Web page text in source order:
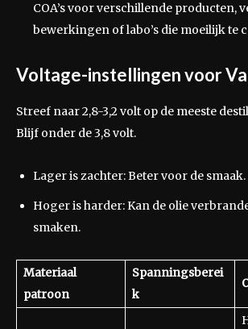
COA’s voor verschillende producten,
bewerkingen of labo’s die moeilijk te
Voltage-instellingen voor
Streef naar 2,8-3,2 volt op de meeste
Blijf onder de 3,8 volt.
Lager is zachter: Beter voor de smaak.
Hoger is harder: Kan de olie
smaken.
Materiaal
patroon
Spanningsberei
k